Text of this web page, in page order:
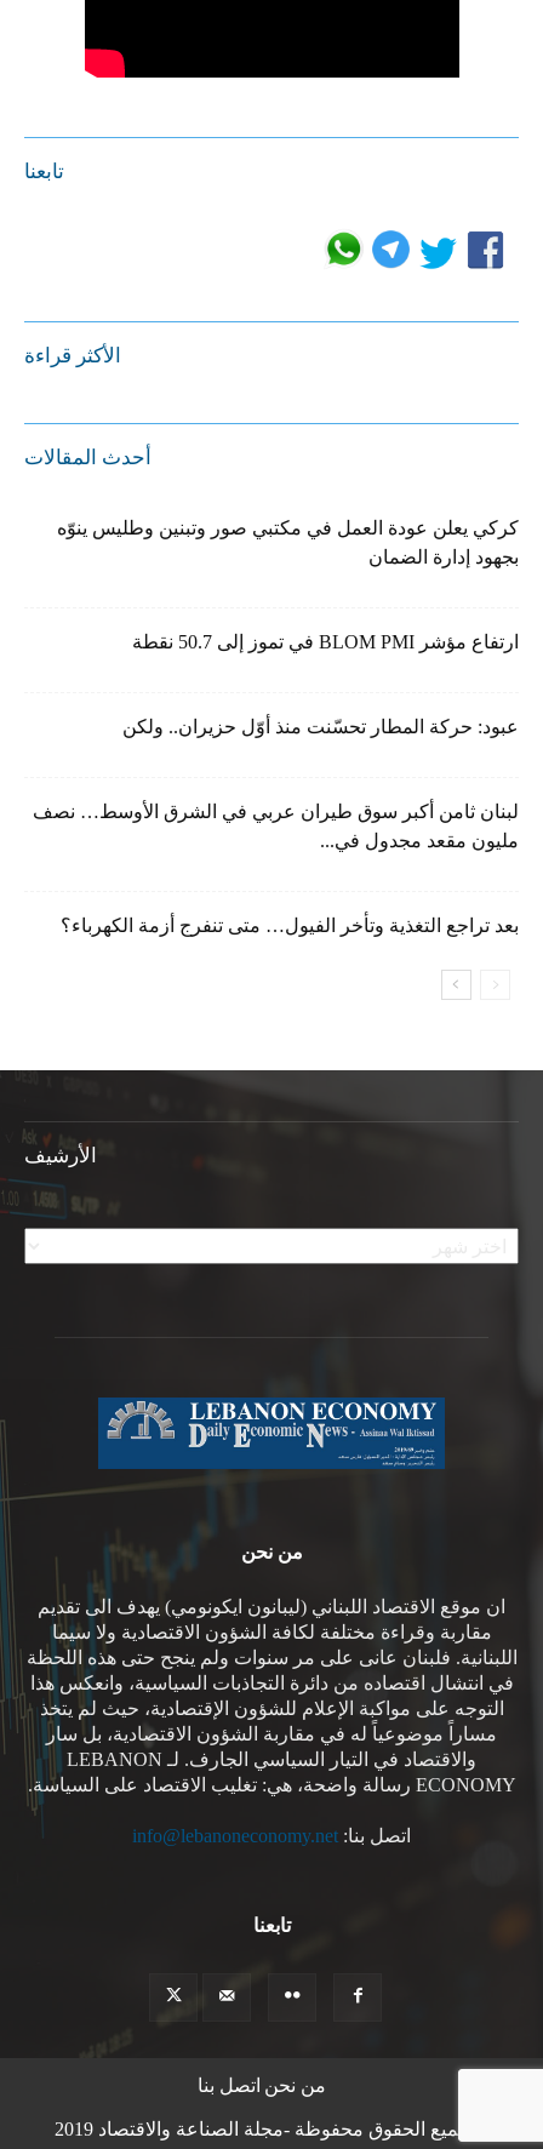
تابعنا
الأكثر قراءة
أحدث المقالات
كركي يعلن عودة العمل في مكتبي صور وتبنين وطليس ينوّه
بجهود إدارة الضمان
ارتفاع مؤشر BLOM PMI في تموز إلى 50.7 نقطة
عبود: حركة المطار تحسّنت منذ أوّل حزيران.. ولكن
لبنان ثامن أكبر سوق طيران عربي في الشرق الأوسط… نصف
مليون مقعد مجدول في...
بعد تراجع التغذية وتأخر الفيول… متى تنفرج أزمة الكهرباء؟
الأرشيف
الأرشيف
من نحن
ان موقع الاقتصاد اللبناني (ليبانون ايكونومي) يهدف الى تقديم
مقاربة وقراءة مختلفة لكافة الشؤون الاقتصادية ولا سيما
اللبنانية. فلبنان عانى على مر سنوات ولم ينجح حتى هذه اللحظة
في انتشال اقتصاده من دائرة التجاذبات السياسية، وانعكس هذا
التوجه على مواكبة الإعلام للشؤون الإقتصادية، حيث لم يتخذ
مساراً موضوعياً له في مقاربة الشؤون الاقتصادية، بل سار
والاقتصاد في التيار السياسي الجارف. لـ LEBANON
ECONOMY رسالة واضحة، هي: تغليب الاقتصاد على السياسة.
اتصل بنا: info@lebanoneconomy.net
تابعنا
من نحن اتصل بنا
© جميع الحقوق محفوظة -مجلة الصناعة والاقتصاد 2019